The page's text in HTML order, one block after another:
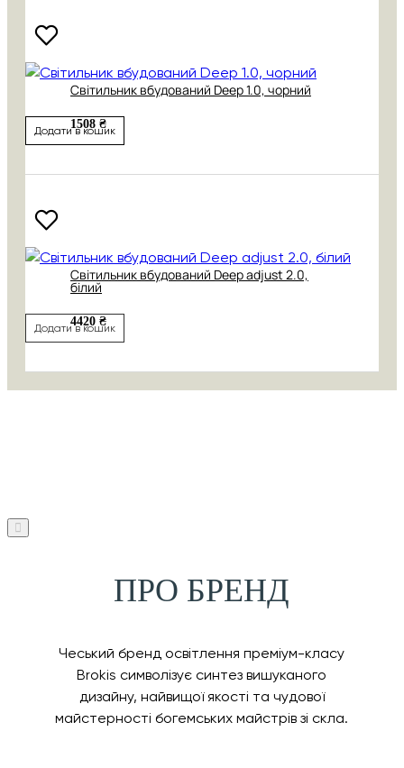
Світильник вбудований Deep 1.0, чорний
1508 ₴
Додати в кошик
Світильник вбудований Deep adjust 2.0,
білий
4420 ₴
Додати в кошик
ПРО БРЕНД
Чеський бренд освітлення преміум-класу
Brokis символізує синтез вишуканого
дизайну, найвищої якості та чудової
майстерності богемських майстрів зі скла.